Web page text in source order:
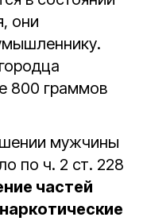
они
800 граммов
мужчины
по ч. 2 ст. 228
частей